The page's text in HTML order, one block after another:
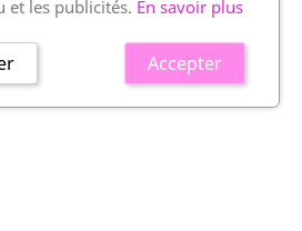
et les publicités. En savoir plus
Accepter